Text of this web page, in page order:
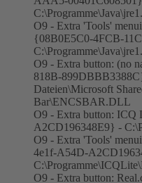
O9 - Extra 'Tools'
{08B0E5C0-4FCB-
O9 - Extra button: (no
818B-
Dateien\Microsoft
Bar\ENCSBAR.DLL
O9 - Extra button:
A2CD196348E9} -
O9 - Extra 'Tools'
4e1f-A54D-
O9 - Extra button: